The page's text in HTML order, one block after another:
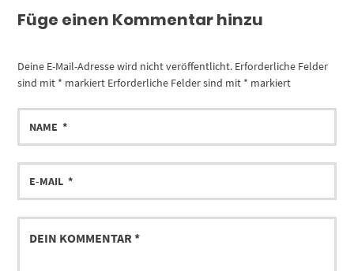
Füge einen Kommentar hinzu
Deine E-Mail-Adresse wird nicht veröffentlicht. Erforderliche Felder
sind mit * markiert Erforderliche Felder sind mit * markiert